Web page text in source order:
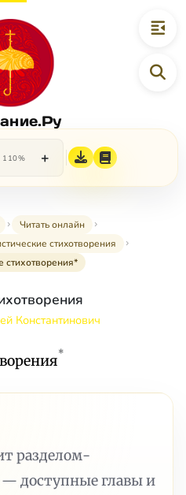
110% +
Читать онлайн
стихотворения
стихотворения*
Константинович
*
разделом-
доступные главы и